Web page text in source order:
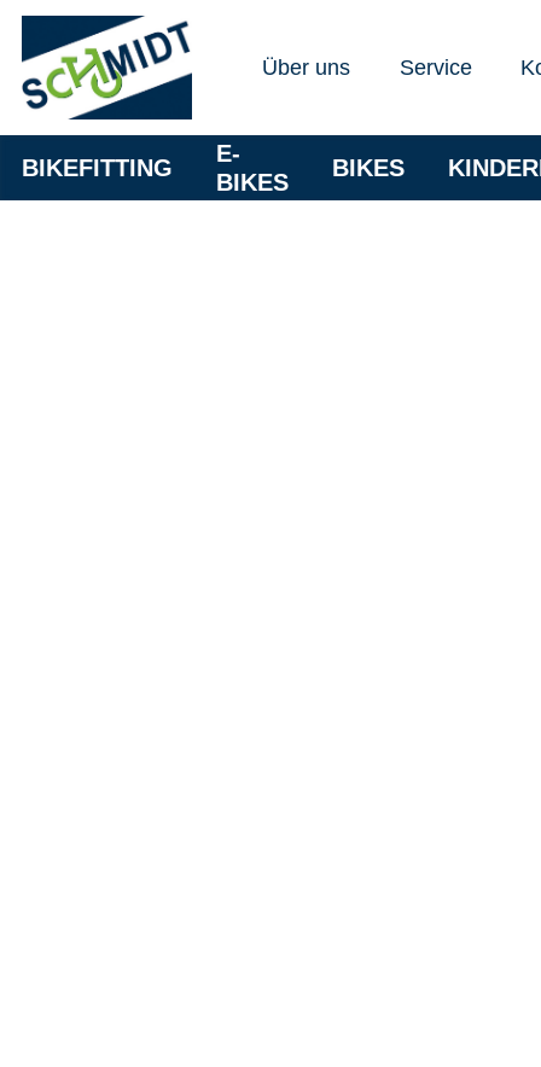
Über uns Service
BIKEFITTING
E-
BIKES
BIKES